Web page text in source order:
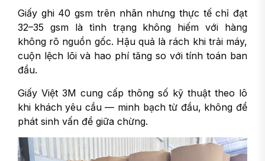
Giấy ghi 40 gsm trên nhãn nhưng thực tế chỉ đạt
32–35 gsm là tình trạng không hiếm với hàng
không rõ nguồn gốc. Hậu quả là rách khi trải máy,
cuộn lệch lõi và hao phí tăng so với tính toán ban
đầu.
Giấy Việt 3M cung cấp thông số kỹ thuật theo lô
khi khách yêu cầu — minh bạch từ đầu, không để
phát sinh vấn đề giữa chừng.